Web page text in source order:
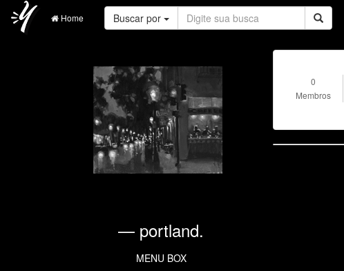
Home Buscar por
— portland.
MENU BOX
0
Membros